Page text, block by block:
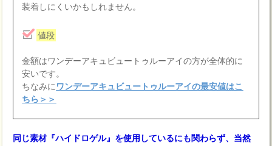
装着しにくいかもしれません。
値段
金額はワンデーアキュビュートゥルーアイの方が全体的に
安いです。
ちなみにワンデーアキュビュートゥルーアイの最安値はこ
ちら＞＞
同じ素材『ハイドロゲル』を使用しているにも関わらず、当然